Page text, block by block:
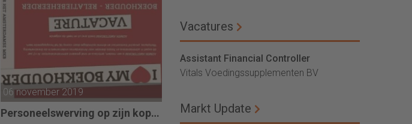
06 november 2019
Personeelswerving op zijn kop…
Vacatures
Assistant Financial Controller
Vitals Voedingssupplementen BV
Markt Update